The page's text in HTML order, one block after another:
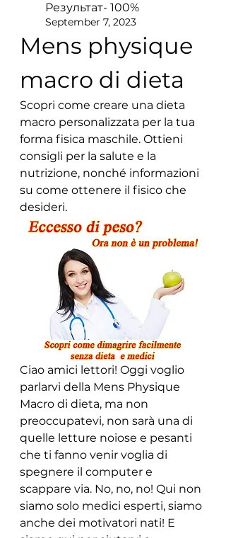
Результат- 100%
September 7, 2023
Mens physique
macro di dieta
Scopri come creare una dieta
macro personalizzata per la tua
forma fisica maschile. Ottieni
consigli per la salute e la
nutrizione, nonché informazioni
su come ottenere il fisico che
desideri.
Ciao amici lettori! Oggi voglio
parlarvi della Mens Physique
Macro di dieta, ma non
preoccupatevi, non sarà una di
quelle letture noiose e pesanti
che ti fanno venir voglia di
spegnere il computer e
scappare via. No, no, no! Qui non
siamo solo medici esperti, siamo
anche dei motivatori nati! E